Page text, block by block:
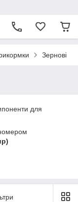
Зернові
для
не